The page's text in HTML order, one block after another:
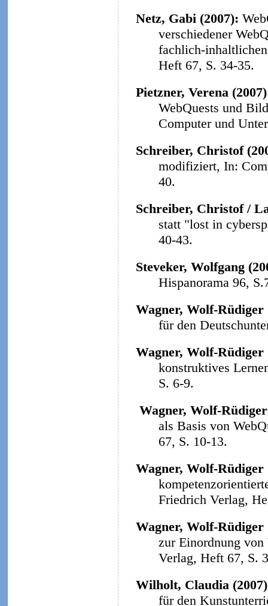
Netz, Gabi (2007):
verschiedener
fachlich-
Heft 67, S. 34-35.
Pietzner, Verena
WebQuests und
Computer und
Schreiber, Christof
modifiziert, In:
40.
Schreiber, Christof /
statt "lost in
40-43.
Steveker, Wolfgang
Hispanorama 96,
Wagner, Wolf-
für den
Wagner, Wolf-Rüdiger
konstruktives
S. 6-9.
Wagner, Wolf-
als Basis von
67, S. 10-13.
Wagner, Wolf-
Friedrich Verlag,
Wagner, Wolf-
zur Einordnung
Verlag, Heft 67, S.
Wilholt, Claudia
für den